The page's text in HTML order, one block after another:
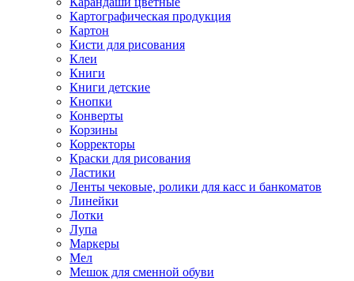
Картографическая продукция
Картон
Кисти для рисования
Клеи
Книги
Книги детские
Кнопки
Конверты
Корзины
Корректоры
Краски для рисования
Ластики
Ленты чековые, ролики для касс и банкоматов
Линейки
Лотки
Лупа
Маркеры
Мел
Мешок для сменной обуви